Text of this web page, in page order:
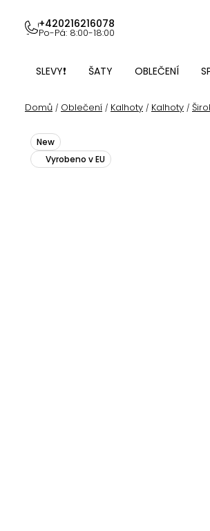
obsah
+420216216078
Po-Pá: 8:00-18:00
SLEVY❗ ŠATY OBLEČENÍ
Domů / Oblečení / Kalhoty / Kalhoty /
New
Vyrobeno v EU